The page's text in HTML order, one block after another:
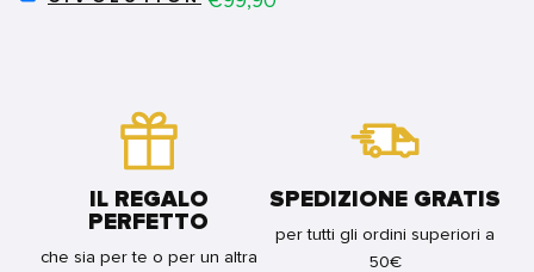
IL REGALO
PERFETTO
che sia per te o per un altra
SPEDIZIONE GRATIS
per tutti gli ordini superiori a
50€